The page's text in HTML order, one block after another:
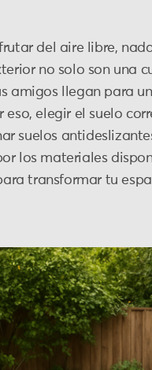
del aire libre,
no solo son una
amigos llegan para
eso, elegir el suelo
suelos
los materiales
transformar tu